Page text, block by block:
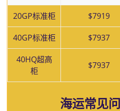
20GP标准柜 $7919
40GP标准柜 $7937
40HQ超高
柜
$7937
海运常见